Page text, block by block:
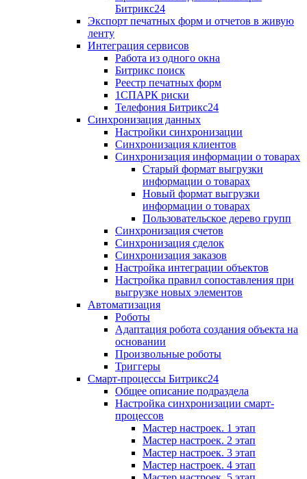
Битрикс24
Экспорт печатных форм и отчетов в живую
ленту
Интеграция сервисов
Работа из одного окна
Битрикс поиск
Реестр печатных форм
1СПАРК риски
Телефония Битрикс24
Синхронизация данных
Настройки синхронизации
Синхронизация клиентов
Синхронизация информации о товарах
Старый формат выгрузки
информации о товарах
Новый формат выгрузки
информации о товарах
Пользовательское дерево групп
Синхронизация счетов
Синхронизация сделок
Синхронизация заказов
Настройка интеграции объектов
Настройка правил сопоставления при
выгрузке новых элементов
Автоматизация
Роботы
Адаптация робота создания объекта на
основании
Произвольные роботы
Триггеры
Смарт-процессы Битрикс24
Общее описание подраздела
Настройка синхронизации смарт-
процессов
Мастер настроек. 1 этап
Мастер настроек. 2 этап
Мастер настроек. 3 этап
Мастер настроек. 4 этап